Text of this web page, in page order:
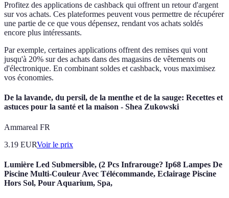
Profitez des applications de cashback qui offrent un retour d'argent
sur vos achats. Ces plateformes peuvent vous permettre de récupérer
une partie de ce que vous dépensez, rendant vos achats soldés
encore plus intéressants.
Par exemple, certaines applications offrent des remises qui vont
jusqu'à 20% sur des achats dans des magasins de vêtements ou
d'électronique. En combinant soldes et cashback, vous maximisez
vos économies.
De la lavande, du persil, de la menthe et de la sauge: Recettes et
astuces pour la santé et la maison - Shea Zukowski
Ammareal FR
3.19 EURVoir le prix
Lumière Led Submersible, (2 Pcs Infrarouge? Ip68 Lampes De
Piscine Multi-Couleur Avec Télécommande, Eclairage Piscine
Hors Sol, Pour Aquarium, Spa,